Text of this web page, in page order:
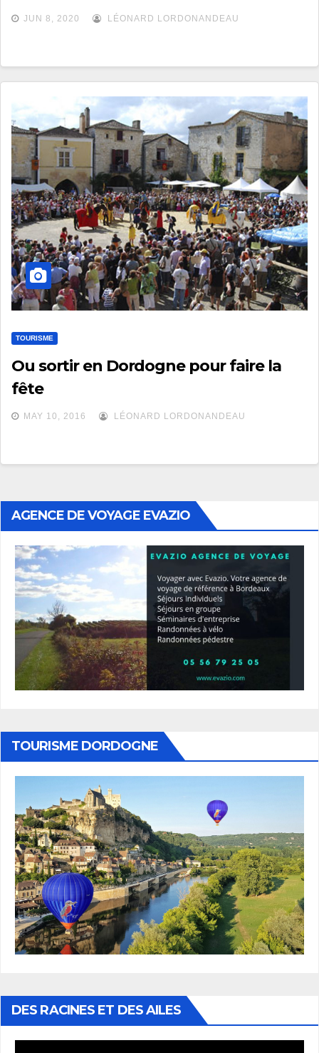
JUN 8, 2020 LÉONARD LORDONANDEAU
TOURISME
Ou sortir en Dordogne pour faire la
fête
MAY 10, 2016 LÉONARD LORDONANDEAU
AGENCE DE VOYAGE EVAZIO
TOURISME DORDOGNE
DES RACINES ET DES AILES